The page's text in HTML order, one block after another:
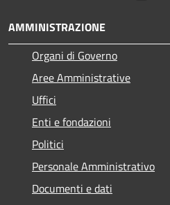
AMMINISTRAZIONE
Organi di Governo
Aree Amministrative
Uffici
Enti e fondazioni
Politici
Personale Amministrativo
Documenti e dati